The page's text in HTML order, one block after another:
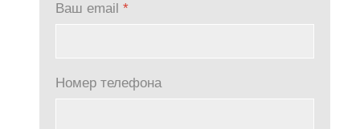
Ваш email *
Номер телефона